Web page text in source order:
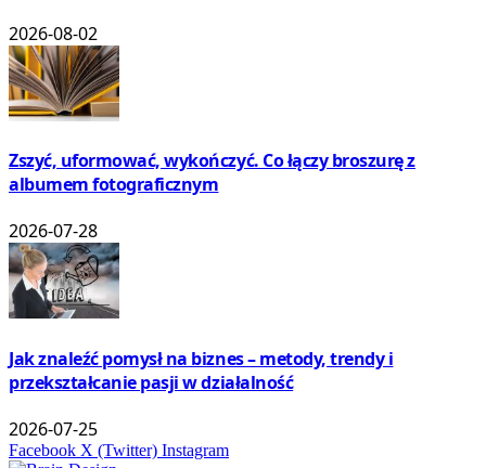
2026-08-02
Zszyć, uformować, wykończyć. Co łączy broszurę z
albumem fotograficznym
2026-07-28
Jak znaleźć pomysł na biznes – metody, trendy i
przekształcanie pasji w działalność
2026-07-25
Facebook X (Twitter) Instagram